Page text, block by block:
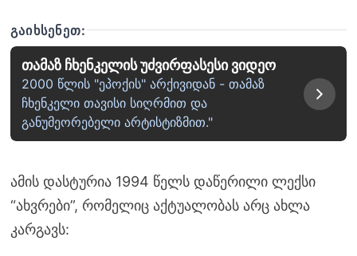
ᲒᲐᲘᲮᲡᲔᲜᲔᲗ:
თამაზ ჩხენკელის უძვირფასესი ვიდეო
2000 წლის "ეპოქის" არქივიდან - თამაზ
ჩხენკელი თავისი სიღრმით და
განუმეორებელი არტისტიზმით."
ამის დასტურია 1994 წელს დაწერილი ლექსი
“ახვრები”, რომელიც აქტუალობას არც ახლა
კარგავს: